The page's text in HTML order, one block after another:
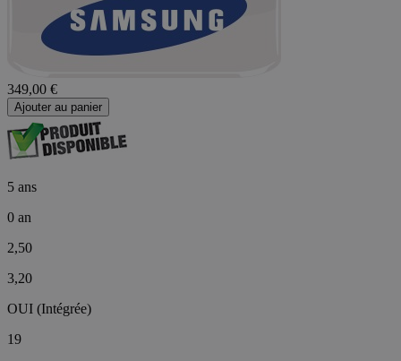
349,00 €
Ajouter au panier
5 ans
0 an
2,50
3,20
OUI (Intégrée)
19